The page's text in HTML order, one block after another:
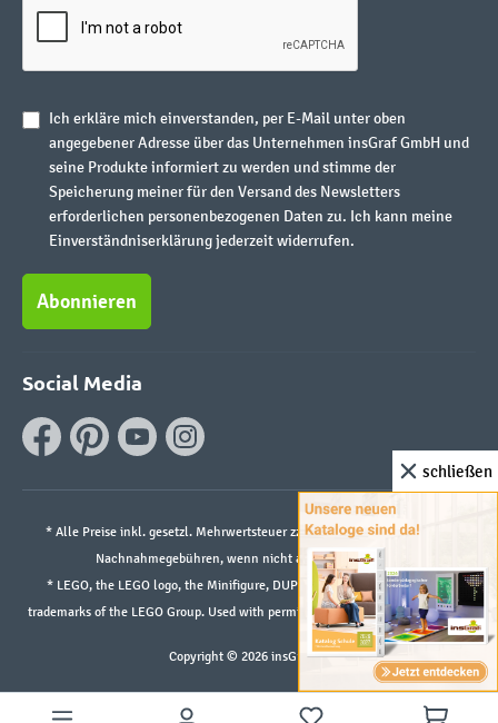
Ich erkläre mich einverstanden, per E-Mail unter oben
angegebener Adresse über das Unternehmen insGraf GmbH und
seine Produkte informiert zu werden und stimme der
Speicherung meiner für den Versand des Newsletters
erforderlichen personenbezogenen Daten zu. Ich kann meine
Einverständniserklärung jederzeit widerrufen.
Abonnieren
Social Media
* Alle Preise inkl. gesetzl. Mehrwertsteuer zzgl.Versandkostenund ggf.
Nachnahmegebühren, wenn nicht anders angegeben.
* LEGO, the LEGO logo, the Minifigure, DUPLO, and the SPIKE logo are
trademarks of the LEGO Group. Used with permission. ©2026 The LEGO Group
Copyright © 2026 insGraf.de
schließen